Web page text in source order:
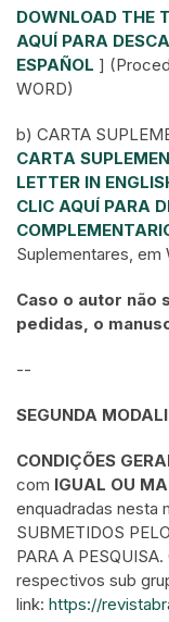
DOWNLOAD THE
AQUÍ PARA
ESPAÑOL ]
WORD)
b) CARTA
CARTA
LETTER IN
CLIC AQUÍ PARA
Suplementares, em
Caso o autor não
pedidas, o
--
SEGUNDA
CONDIÇÕES
com IGUAL OU
enquadradas nesta
SUBMETIDOS
PARA A
respectivos sub
link: https://